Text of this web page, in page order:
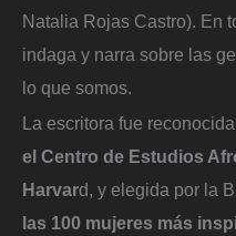
Natalia Rojas Castro). En
indaga y narra sobre las
lo que somos.
La escritora fue
el Centro de Estudios
Harvard, y elegida por la
las 100 mujeres más